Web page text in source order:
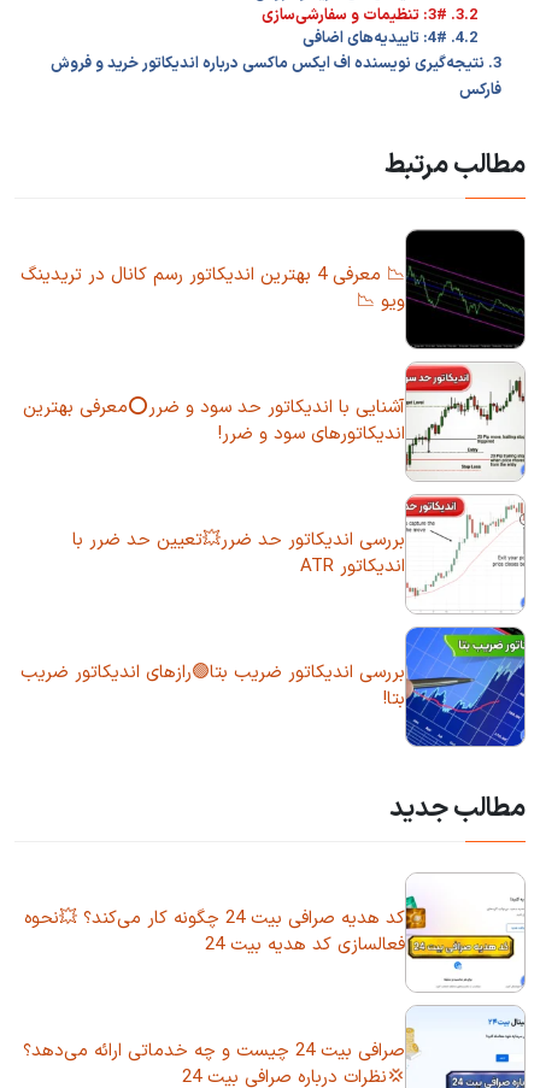
3.2. 3#: تنظیمات و سفارشی‌سازی
4.2. 4#: تاییدیه‌های اضافی
3. نتیجه‌گیری نویسنده اف ایکس ماکسی درباره اندیکاتور خرید و فروش
فارکس
مطالب مرتبط
📉 معرفی 4 بهترین اندیکاتور رسم کانال در تریدینگ
ویو 📉
آشنایی با اندیکاتور حد سود و ضرر⭕معرفی بهترین
اندیکاتورهای سود و ضرر!
بررسی اندیکاتور حد ضرر💥تعیین حد ضرر با
اندیکاتور ATR
بررسی اندیکاتور ضریب بتا🟢رازهای اندیکاتور ضریب
بتا!
مطالب جدید
کد هدیه صرافی بیت 24 چگونه کار می‌کند؟ 💥نحوه
فعالسازی کد هدیه بیت 24
صرافی بیت 24 چیست و چه خدماتی ارائه می‌دهد؟
💢نظرات درباره صرافی بیت 24